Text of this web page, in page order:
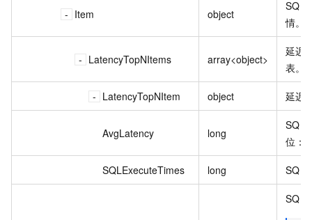
Item object
SQL
情。
LatencyTopNItems array<object>
延迟
表。
LatencyTopNItem object 延迟
AvgLatency long
SQL
位：
SQLExecuteTimes long SQL
SQL